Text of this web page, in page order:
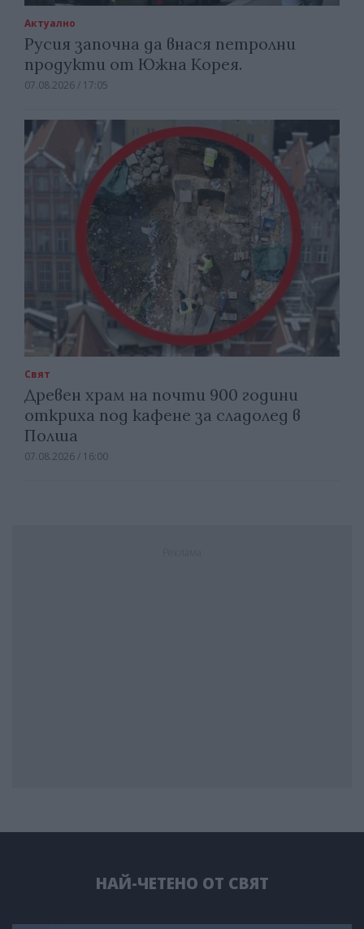
Актуално
Русия започна да внася петролни
продукти от Южна Корея.
07.08.2026 / 17:05
Свят
Древен храм на почти 900 години
откриха под кафене за сладолед в
Полша
07.08.2026 / 16:00
НАЙ-ЧЕТЕНО ОТ СВЯТ